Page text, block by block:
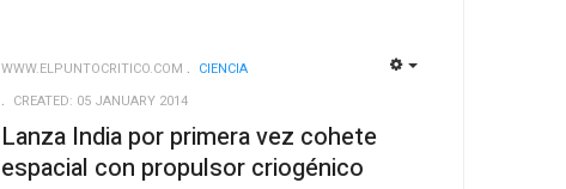
WWW.ELPUNTOCRITICO.COM
CIENCIA
CREATED: 05 JANUARY 2014
Lanza India por primera vez cohete
espacial con propulsor criogénico